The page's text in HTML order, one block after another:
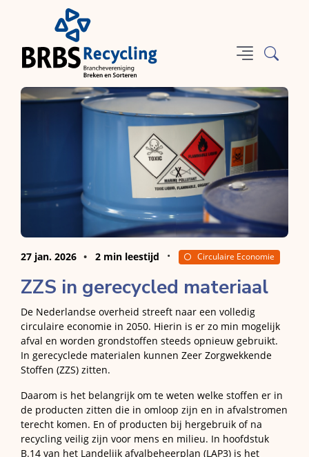
27 jan. 2026 2 min leestijd Circulaire Economie
ZZS in gerecycled materiaal
De Nederlandse overheid streeft naar een volledig
circulaire economie in 2050. Hierin is er zo min mogelijk
afval en worden grondstoffen steeds opnieuw gebruikt.
In gerecyclede materialen kunnen Zeer Zorgwekkende
Stoffen (ZZS) zitten.
Daarom is het belangrijk om te weten welke stoffen er in
de producten zitten die in omloop zijn en in afvalstromen
terecht komen. En of producten bij hergebruik of na
recycling veilig zijn voor mens en milieu. In hoofdstuk
B.14 van het Landelijk afvalbeheerplan (LAP3) is het